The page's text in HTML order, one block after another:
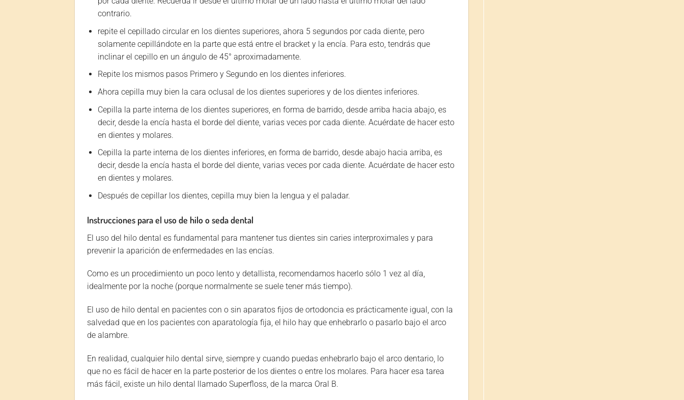
contrario.
repite el cepillado circular en los dientes superiores, ahora 5 segundos por cada diente, pero
solamente cepillándote en la parte que está entre el bracket y la encía. Para esto, tendrás que
inclinar el cepillo en un ángulo de 45° aproximadamente.
Repite los mismos pasos Primero y Segundo en los dientes inferiores.
Ahora cepilla muy bien la cara oclusal de los dientes superiores y de los dientes inferiores.
Cepilla la parte interna de los dientes superiores, en forma de barrido, desde arriba hacia abajo, es
decir, desde la encía hasta el borde del diente, varias veces por cada diente. Acuérdate de hacer esto
en dientes y molares.
Cepilla la parte interna de los dientes inferiores, en forma de barrido, desde abajo hacia arriba, es
decir, desde la encía hasta el borde del diente, varias veces por cada diente. Acuérdate de hacer esto
en dientes y molares.
Después de cepillar los dientes, cepilla muy bien la lengua y el paladar.
Instrucciones para el uso de hilo o seda dental
El uso del hilo dental es fundamental para mantener tus dientes sin caries interproximales y para
prevenir la aparición de enfermedades en las encías.
Como es un procedimiento un poco lento y detallista, recomendamos hacerlo sólo 1 vez al día,
idealmente por la noche (porque normalmente se suele tener más tiempo).
El uso de hilo dental en pacientes con o sin aparatos fijos de ortodoncia es prácticamente igual, con la
salvedad que en los pacientes con aparatología fija, el hilo hay que enhebrarlo o pasarlo bajo el arco
de alambre.
En realidad, cualquier hilo dental sirve, siempre y cuando puedas enhebrarlo bajo el arco dentario, lo
que no es fácil de hacer en la parte posterior de los dientes o entre los molares. Para hacer esa tarea
más fácil, existe un hilo dental llamado Superfloss, de la marca Oral B.